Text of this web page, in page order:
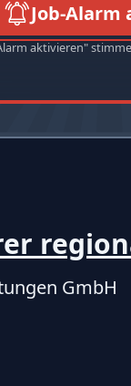
Job-Alarm
aktivieren"
GmbH